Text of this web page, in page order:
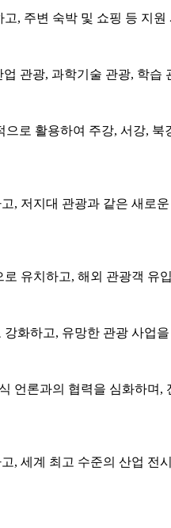
, 주변 숙박 및 쇼핑 등 지
관광, 과학기술 관광, 학
로 활용하여 주강, 서강,
, 저지대 관광과 같은 새로
유치하고, 해외 관광객
화하고, 유망한 관광 사업
언론과의 협력을 심화하
, 세계 최고 수준의 산업